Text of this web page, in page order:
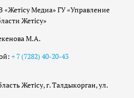
Медиа» ГУ «Управление
Жетісу»
М.А.
+ 7 (7282) 40-20-43
Жетісу, г. Талдыкорган, ул.